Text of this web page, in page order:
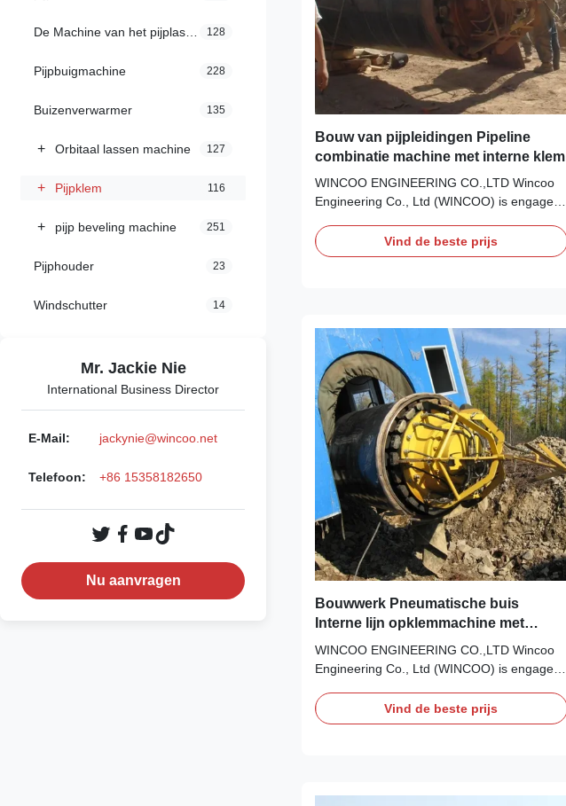
128
Pijpbuigmachine 228
Buizenverwarmer 135
+ Orbitaal lassen machine 127
+ Pijpklem 116
+ pijp beveling machine 251
Pijphouder 23
Windschutter 14
Mr. Jackie Nie
International Business Director
E-Mail: jackynie@wincoo.net
Telefoon: +86 15358182650
Nu aanvragen
Bouw van pijpleidingen Pipeline
combinatie machine met interne klem
WINCOO ENGINEERING CO.,LTD Wincoo
Engineering Co., Ltd (WINCOO) is engaged
solutions/equipment for client, fabricators,
EPC/C companies on pipe fabrication, tank
Vind de beste prijs
Bouwwerk Pneumatische buis
Interne lijn opklemmachine met
zuiveringssysteem
WINCOO ENGINEERING CO.,LTD Wincoo
Engineering Co., Ltd (WINCOO) is engaged
solutions/equipment for client, fabricators,
EPC/C companies on pipe fabrication, tank
Vind de beste prijs